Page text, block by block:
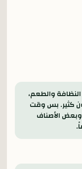
والطعم،
كثير. بس وقت
وبعض الأصناف